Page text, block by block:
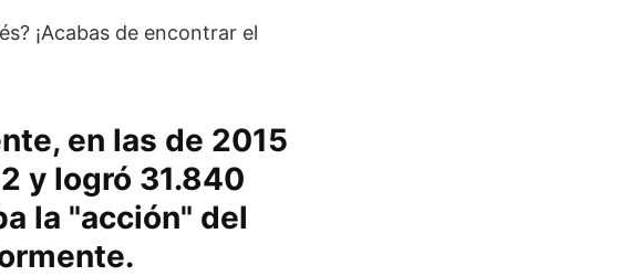
¡Acabas de encontrar el
en las de 2015
y logró 31.840
la "acción" del